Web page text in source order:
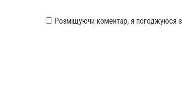
Розміщуючи коментар, я погоджуюся з